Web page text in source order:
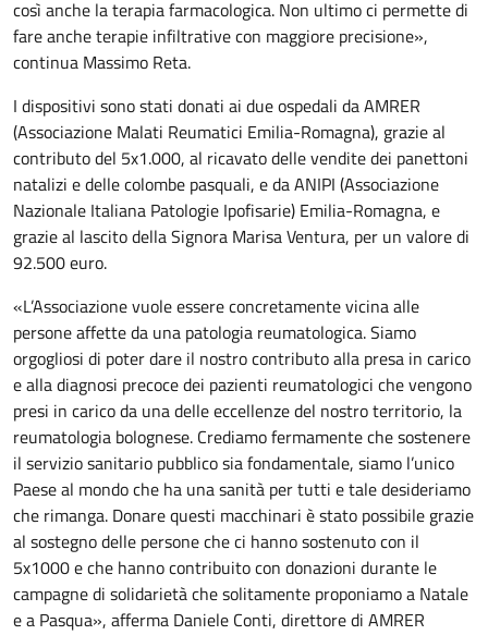
così anche la terapia farmacologica. Non ultimo ci permette di
fare anche terapie infiltrative con maggiore precisione»,
continua Massimo Reta.
I dispositivi sono stati donati ai due ospedali da AMRER
(Associazione Malati Reumatici Emilia-Romagna), grazie al
contributo del 5x1.000, al ricavato delle vendite dei panettoni
natalizi e delle colombe pasquali, e da ANIPI (Associazione
Nazionale Italiana Patologie Ipofisarie) Emilia-Romagna, e
grazie al lascito della Signora Marisa Ventura, per un valore di
92.500 euro.
«L’Associazione vuole essere concretamente vicina alle
persone affette da una patologia reumatologica. Siamo
orgogliosi di poter dare il nostro contributo alla presa in carico
e alla diagnosi precoce dei pazienti reumatologici che vengono
presi in carico da una delle eccellenze del nostro territorio, la
reumatologia bolognese. Crediamo fermamente che sostenere
il servizio sanitario pubblico sia fondamentale, siamo l’unico
Paese al mondo che ha una sanità per tutti e tale desideriamo
che rimanga. Donare questi macchinari è stato possibile grazie
al sostegno delle persone che ci hanno sostenuto con il
5x1000 e che hanno contribuito con donazioni durante le
campagne di solidarietà che solitamente proponiamo a Natale
e a Pasqua», afferma Daniele Conti, direttore di AMRER